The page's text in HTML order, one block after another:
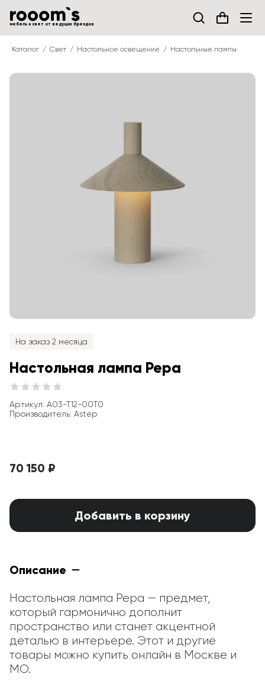
мебель и свет от ведущих брендов
Каталог Свет Настольное освещение Настольные лампы
На заказ 2 месяца
Настольная лампа Pepa
Артикул: A03-T12-00T0
Производитель: Astep
70 150 ₽
Добавить в корзину
Описание
Настольная лампа Pepa — предмет,
который гармонично дополнит
пространство или станет акцентной
деталью в интерьере. Этот и другие
товары можно купить онлайн в Москве и
МО.